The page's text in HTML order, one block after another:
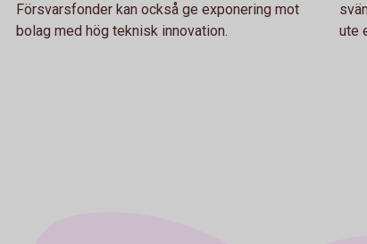
Försvarsfonder kan också ge exponering mot
bolag med hög teknisk innovation.
ute